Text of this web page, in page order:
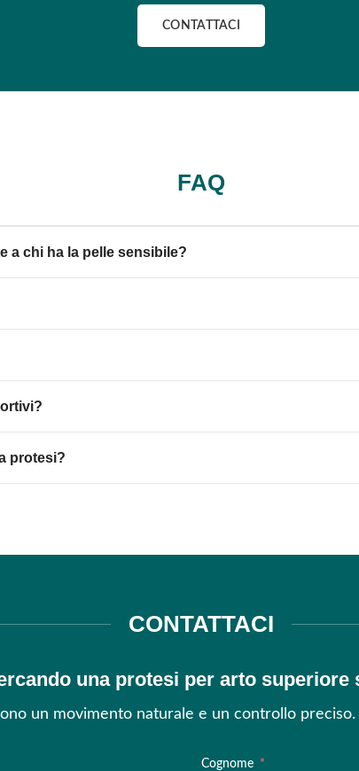
CONTATTACI
FAQ
a chi ha la pelle sensibile?
protesi?
CONTATTACI
una protesi per arto superiore
un movimento naturale e un controllo
Cognome